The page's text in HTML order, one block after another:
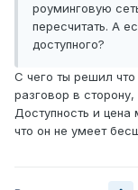
роуминговую
пересчитать. А
доступного?
С чего ты решил
разговор в
Доступность и цена
что он не умеет